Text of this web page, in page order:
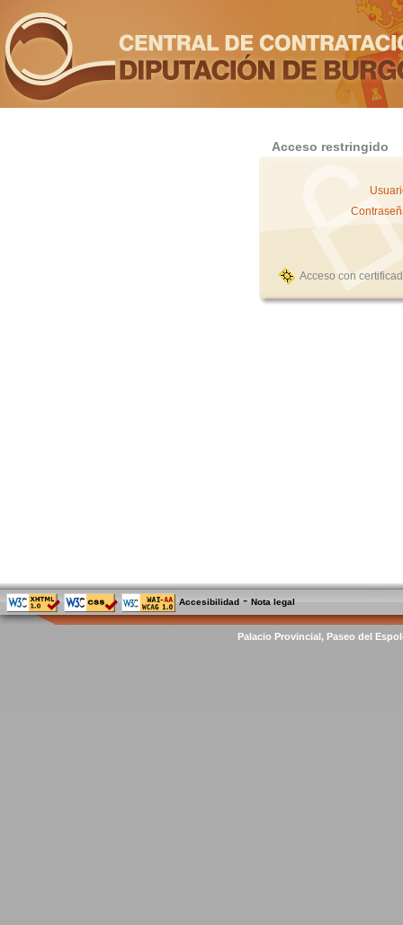
Acceso restringido
Acceso con
Accesibilidad -Nota legal
Palacio Provincial, Paseo del